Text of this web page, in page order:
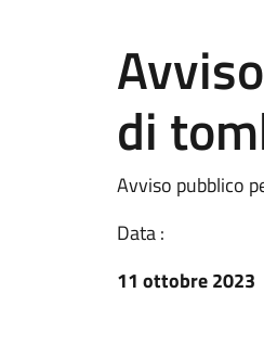
di
Avviso pubblico
Data :
11 ottobre 2023